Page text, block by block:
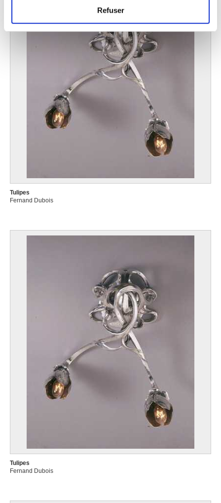
et les annonces, d'offrir des fonctionnalités relatives aux
partageons également des informations sur l'utilisation de
notre site avec nos partenaires de médias sociaux, de
publicité et d'analyse, qui peuvent combiner celles-ci
avec d'autres informations que vous leur avez fournies
ou qu'ils ont collectées lors de votre utilisation de leurs
Refuser
Tulipes
Fernand Dubois
Tulipes
Fernand Dubois